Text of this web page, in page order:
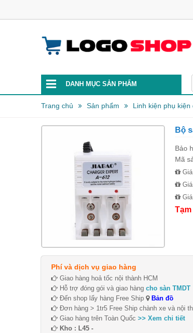
DANH MỤC SẢN PHẨM
Trang chủ Sản phẩm Linh kiện phụ kiện
Bộ
Bảo
Mã
Giá
Giá
Giá
Phí và dịch vụ giao hàng
Giao hàng hoả tốc nội thành HCM
Hỗ trợ đóng gói và giao hàng cho sàn TMDT
Đến shop lấy hàng Free Ship
Bản đồ
Đơn hàng > 1tr5 Free Ship chành xe và nội
Giao hàng trên Toàn Quốc >> Xem chi tiết
Kho : L45 -